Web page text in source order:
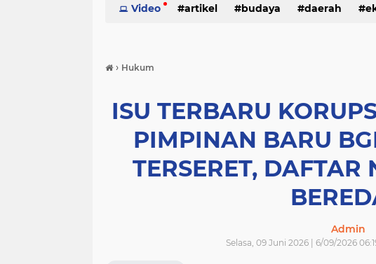
Peristiwa Politik TNI-Polri sosial
Video artikel budaya daerah
› Hukum
ISU TERBARU
PIMPINAN BARU
TERSERET,
Admin
Selasa, 09 Juni 2026 | 6/09/2026